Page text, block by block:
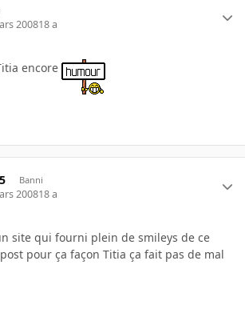
200818 a
encore
Banni
200818 a
site qui fourni plein de smileys de ce
pour ça façon Titia ça fait pas de mal